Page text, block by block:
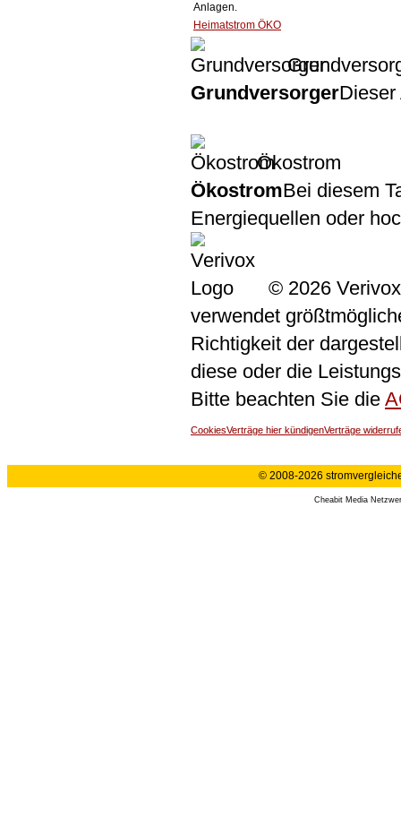
Anlagen.
Heimatstrom ÖKO
GrundversorgerDieser
Ökostrom
ÖkostromBei diesem
Energiequellen oder
© 2026
verwendet
Richtigkeit der
diese oder die
Bitte beachten Sie die
CookiesVerträge hier kündigenVerträge
© 2008-2026
Cheabit Media